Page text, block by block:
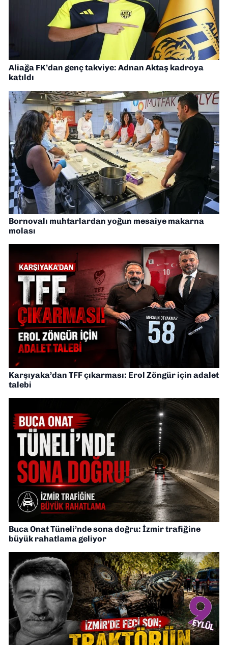
Aliağa FK’dan genç takviye: Adnan Aktaş kadroya
katıldı
Bornovalı muhtarlardan yoğun mesaiye makarna
molası
Karşıyaka’dan TFF çıkarması: Erol Zöngür için adalet
talebi
Buca Onat Tüneli’nde sona doğru: İzmir trafiğine
büyük rahatlama geliyor